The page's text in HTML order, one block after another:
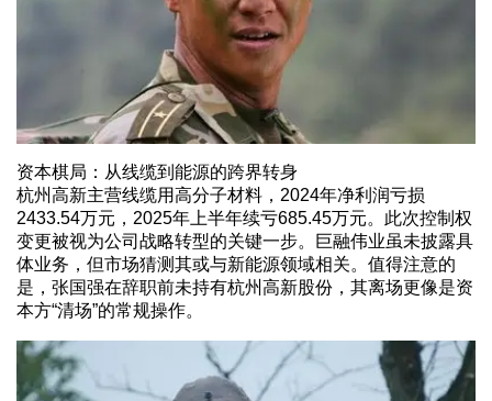
资本棋局：从线缆到能源的跨界转身
杭州高新主营线缆用高分子材料，2024年净利润亏损
2433.54万元，2025年上半年续亏685.45万元。此次控制权
变更被视为公司战略转型的关键一步。巨融伟业虽未披露具
体业务，但市场猜测其或与新能源领域相关。值得注意的
是，张国强在辞职前未持有杭州高新股份，其离场更像是资
本方“清场”的常规操作。